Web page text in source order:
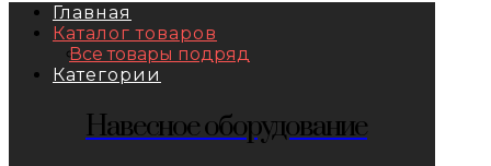
Главная
Каталог товаров
Все товары подряд
Категории
Навесное оборудование